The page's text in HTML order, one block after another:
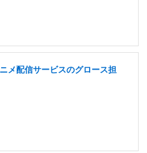
メ配信サービスのグロース担